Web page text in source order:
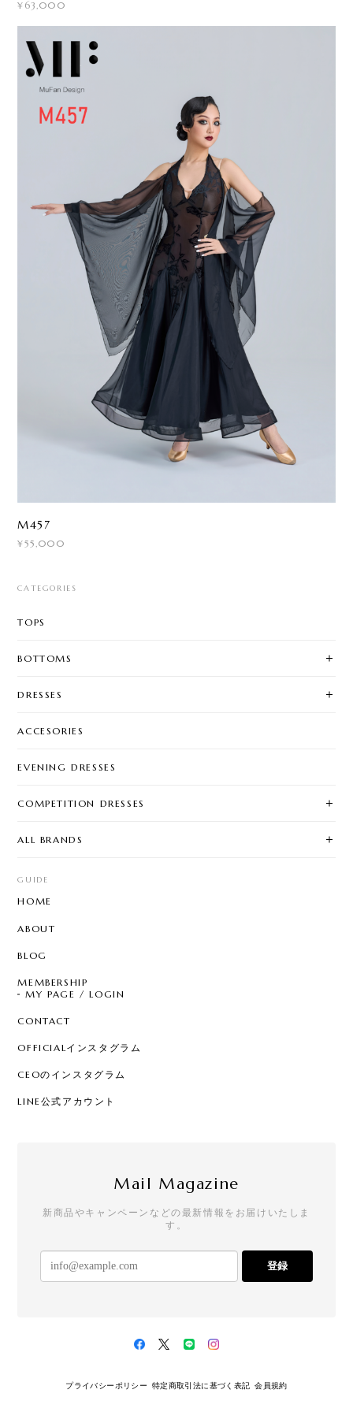
¥63,000
M457
¥55,000
CATEGORIES
TOPS
BOTTOMS
DRESSES
ACCESORIES
EVENING DRESSES
COMPETITION DRESSES
ALL BRANDS
GUIDE
HOME
ABOUT
BLOG
MEMBERSHIP
MY PAGE / LOGIN
CONTACT
OFFICIALインスタグラム
CEOのインスタグラム
LINE公式アカウント
Mail Magazine
新商品やキャンペーンなどの最新情報をお届けいたしま
す。
登録
プライバシーポリシー 特定商取引法に基づく表記 会員規約